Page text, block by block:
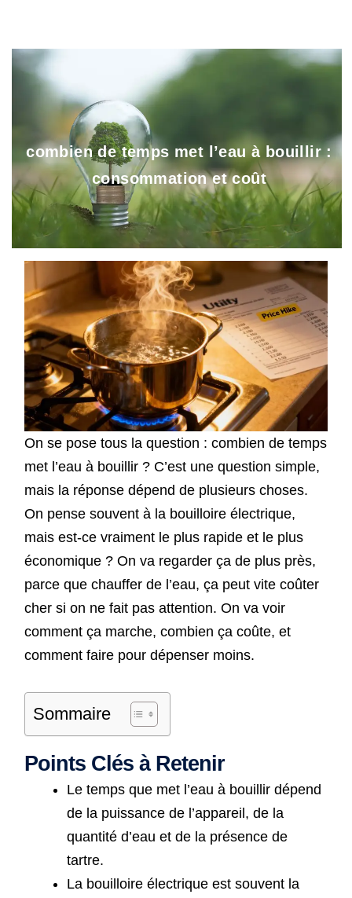
combien de temps met l’eau à bouillir :
consommation et coût
On se pose tous la question : combien de temps
met l’eau à bouillir ? C’est une question simple,
mais la réponse dépend de plusieurs choses.
On pense souvent à la bouilloire électrique,
mais est-ce vraiment le plus rapide et le plus
économique ? On va regarder ça de plus près,
parce que chauffer de l’eau, ça peut vite coûter
cher si on ne fait pas attention. On va voir
comment ça marche, combien ça coûte, et
comment faire pour dépenser moins.
Sommaire
Points Clés à Retenir
Le temps que met l’eau à bouillir dépend
de la puissance de l’appareil, de la
quantité d’eau et de la présence de
tartre.
La bouilloire électrique est souvent la